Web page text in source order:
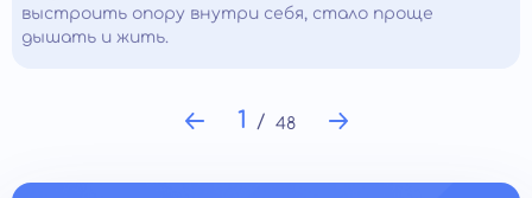
выстроить опору внутри себя, стало проще
дышать и жить.
1 48